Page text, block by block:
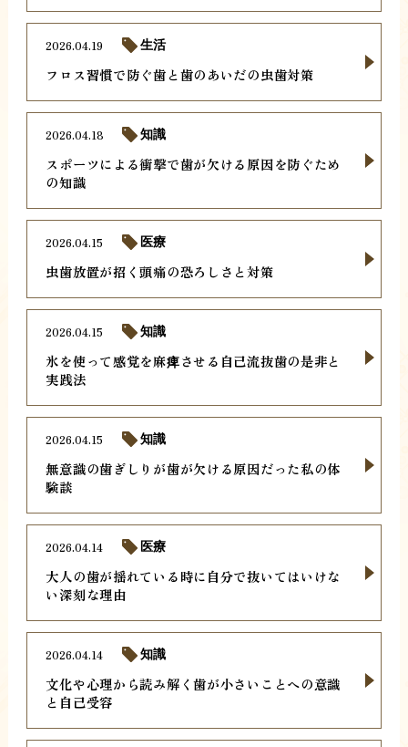
フロス習慣で防ぐ歯と歯のあいだの虫歯対策
2026.04.19 生活
スポーツによる衝撃で歯が欠ける原因を防ぐため
の知識
2026.04.18 知識
虫歯放置が招く頭痛の恐ろしさと対策
2026.04.15 医療
氷を使って感覚を麻痺させる自己流抜歯の是非と
実践法
2026.04.15 知識
無意識の歯ぎしりが歯が欠ける原因だった私の体
験談
2026.04.15 知識
大人の歯が揺れている時に自分で抜いてはいけな
い深刻な理由
2026.04.14 医療
文化や心理から読み解く歯が小さいことへの意識
と自己受容
2026.04.14 知識